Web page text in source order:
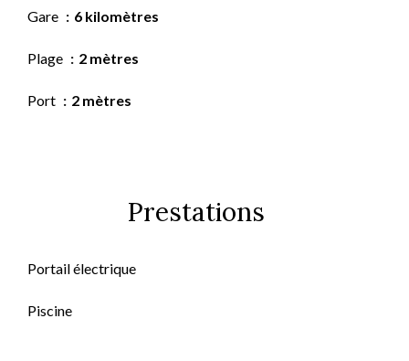
Gare 6 kilomètres
Plage 2 mètres
Port 2 mètres
Prestations
Portail électrique
Piscine